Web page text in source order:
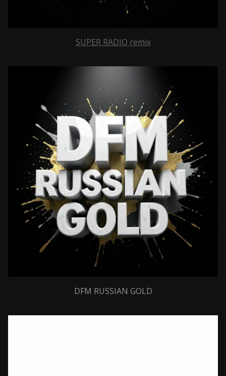
SUPER RADIO remix
DFM RUSSIAN GOLD